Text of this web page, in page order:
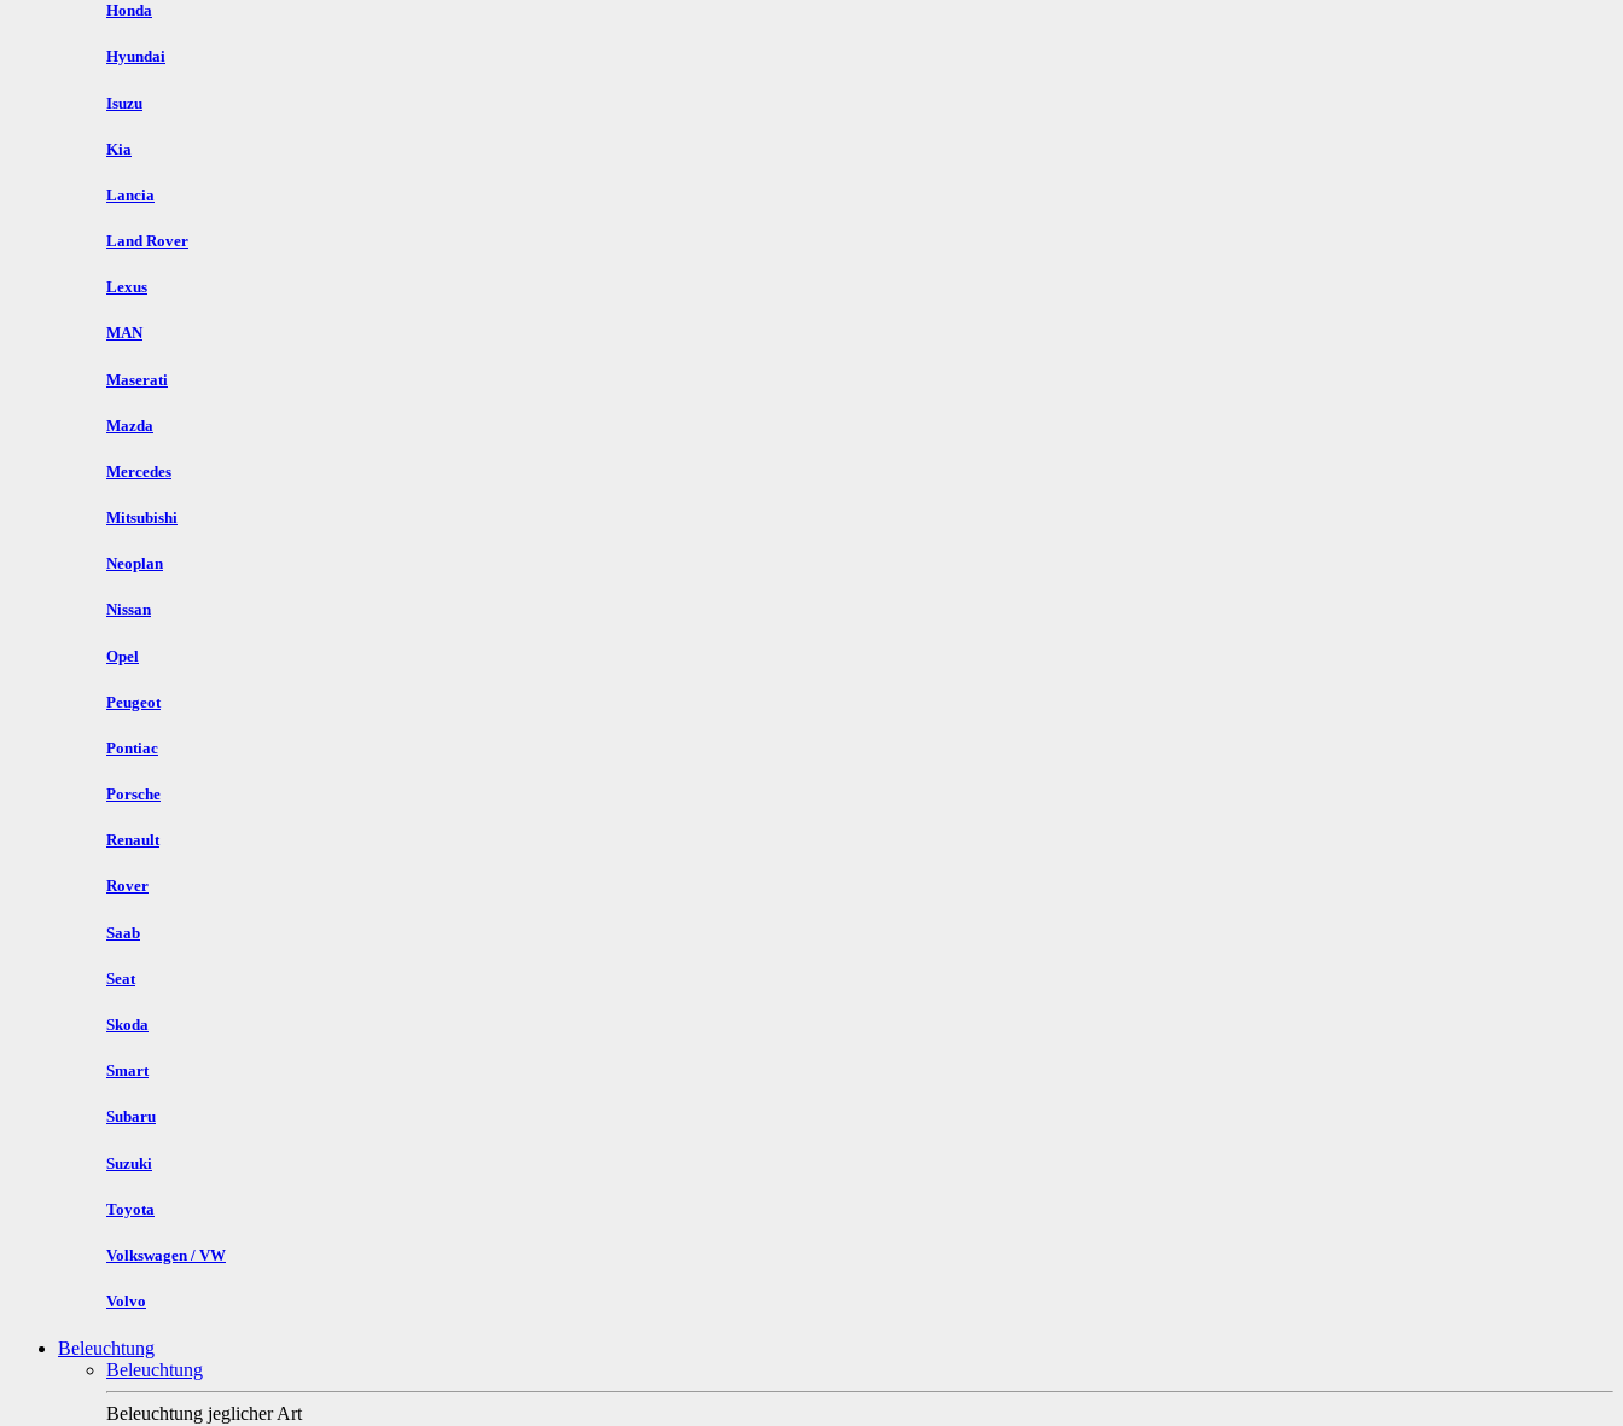
Honda
Hyundai
Isuzu
Kia
Lancia
Land Rover
Lexus
MAN
Maserati
Mazda
Mercedes
Mitsubishi
Neoplan
Nissan
Opel
Peugeot
Pontiac
Porsche
Renault
Rover
Saab
Seat
Skoda
Smart
Subaru
Suzuki
Toyota
Volkswagen / VW
Volvo
Beleuchtung
Beleuchtung
Beleuchtung jeglicher Art